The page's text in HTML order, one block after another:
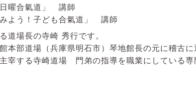
曜合氣道」 講師
よう！子ども合氣道」 講師
場長の寺崎 秀行です。
部道場（兵庫県明石市）琴地館長の元に稽古に
宰する寺崎道場 門弟の指導を職業にしている専